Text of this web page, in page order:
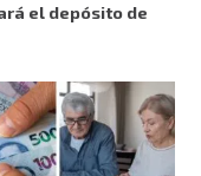
el depósito de